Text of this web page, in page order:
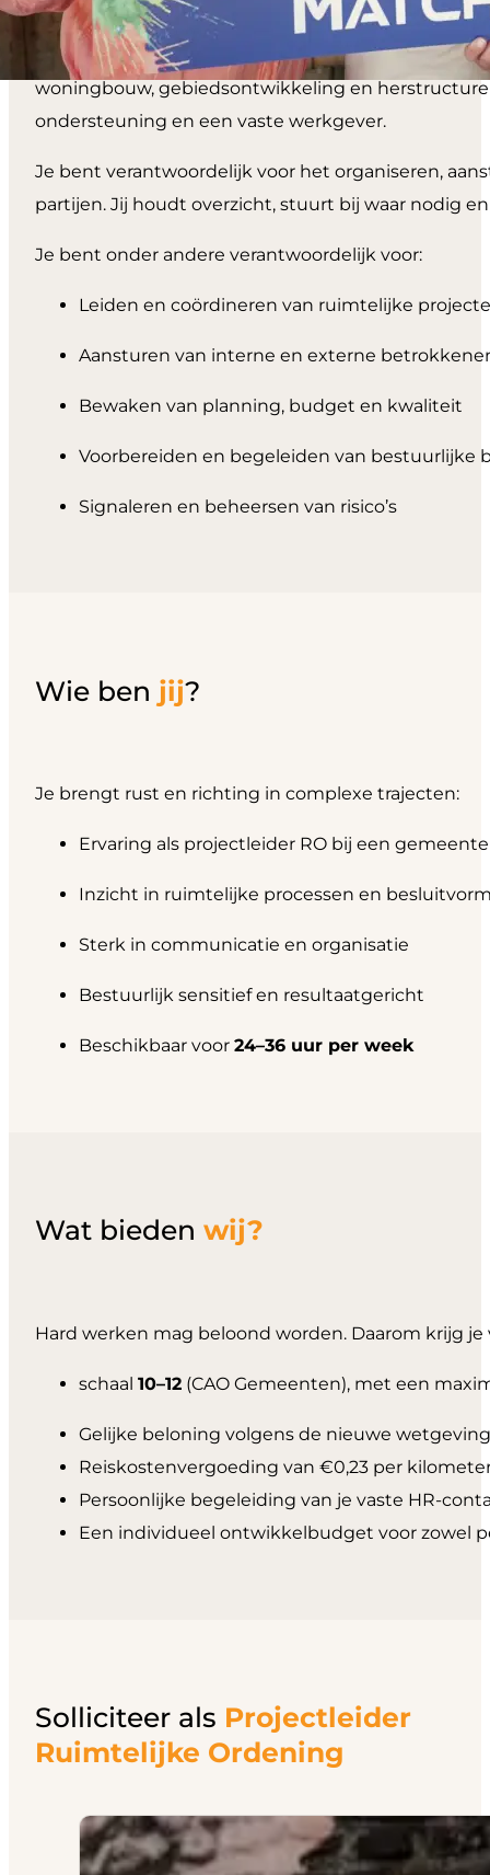
Als projectleider RO geef je leiding aan
woningbouw, gebiedsontwikkeling en
ondersteuning en een vaste werkgever.
Je bent verantwoordelijk voor het organiseren,
partijen. Jij houdt overzicht, stuurt bij waar nodig
Je bent onder andere verantwoordelijk voor:
Leiden en coördineren van ruimtelijke
Aansturen van interne en externe
Bewaken van planning, budget en kwaliteit
Voorbereiden en begeleiden van bestuurlijke
Signaleren en beheersen van risico’s
Wie ben jij?
Je brengt rust en richting in complexe trajecten:
Ervaring als projectleider RO bij een gemeente
Inzicht in ruimtelijke processen en
Sterk in communicatie en organisatie
Bestuurlijk sensitief en resultaatgericht
Beschikbaar voor 24–36 uur per week
Wat bieden wij?
Hard werken mag beloond worden. Daarom krijg je
schaal 10–12(CAO Gemeenten), met een
Gelijke beloning volgens de nieuwe
Reiskostenvergoeding van €0,23 per
Persoonlijke begeleiding van je vaste HR-
Een individueel ontwikkelbudget voor zowel
Solliciteer als Projectleider
Ruimtelijke Ordening